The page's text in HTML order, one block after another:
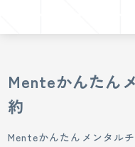
Menteかんたん
約
Menteかんたんメンタル